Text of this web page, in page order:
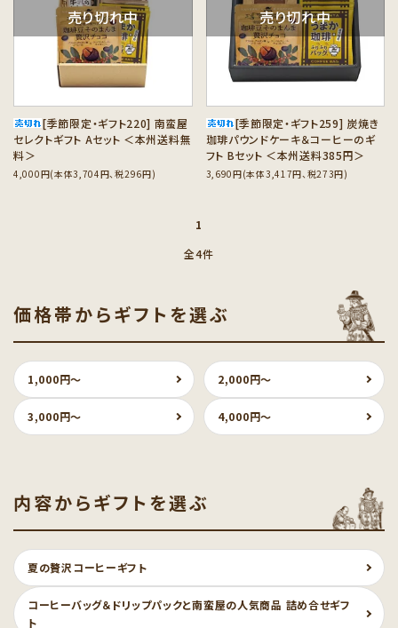
売り切れ中
[季節限定・ギフト220] 南蛮屋
セレクトギフト Aセット ＜本州送料無
料＞
4,000円(本体3,704円、税296円)
売り切れ中
[季節限定・ギフト259] 炭焼き
珈琲パウンドケーキ＆コーヒーのギ
フト Bセット ＜本州送料385円＞
3,690円(本体3,417円、税273円)
1
全4件
価格帯からギフトを選ぶ
1,000円〜 2,000円〜
3,000円〜 4,000円〜
内容からギフトを選ぶ
夏の贅沢コーヒーギフト
コーヒーバッグ＆ドリップパックと南蛮屋の人気商品 詰め合せギフ
ト